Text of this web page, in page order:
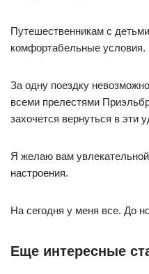
Путешественникам с
комфортабельные условия.
За одну поездку
всеми прелестями
захочется вернуться в эти
Я желаю вам
настроения.
На сегодня у меня все. До
Еще интересные